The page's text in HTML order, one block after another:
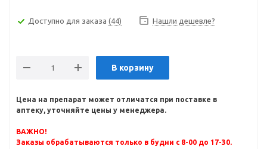
Доступно для заказа (44) Нашли дешевле?
В корзину
Цена на препарат может отличатся при поставке в
аптеку, уточняйте цены у менеджера.
ВАЖНО!
Заказы обрабатываются только в будни с 8-00 до 17-30.